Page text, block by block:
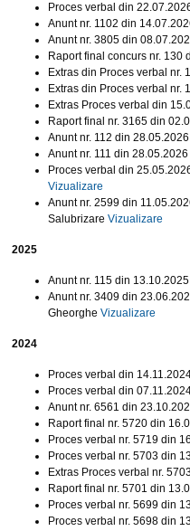
Proces verbal din
Anunt nr. 1102 din
Anunt nr. 3805 din
Raport final concurs nr. 130
Extras din Proces verbal nr.
Extras din Proces verbal nr.
Extras Proces verbal din
Raport final nr. 3165 din
Anunt nr. 112 din
Anunt nr. 111 din
Proces verbal din
Vizualizare
Anunt nr. 2599 din
Salubrizare Vizualizare
2025
Anunt nr. 115 din
Anunt nr. 3409 din
Gheorghe Vizualizare
2024
Proces verbal din
Proces verbal din
Anunt nr. 6561 din
Raport final nr. 5720 din
Proces verbal nr. 5719 din
Proces verbal nr. 5703 din
Extras Proces verbal nr.
Raport final nr. 5701 din
Proces verbal nr. 5699 din
Proces verbal nr. 5698 din